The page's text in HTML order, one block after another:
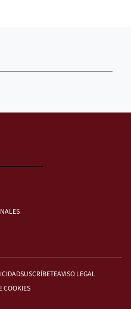
SUSCRÍBETEAVISO LEGAL
COOKIES